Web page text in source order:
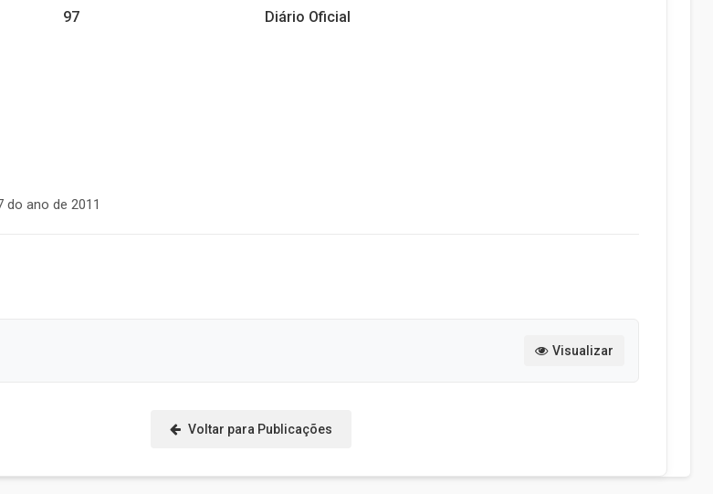
97 Diário Oficial
do ano de 2011
Visualizar
Voltar para Publicações